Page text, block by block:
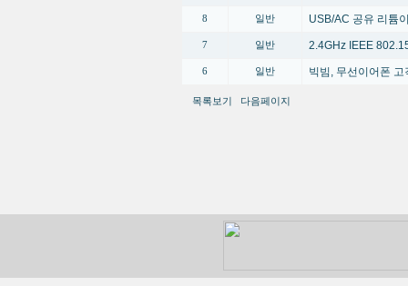
8 일반 USB/AC 공유 리튬
7 일반 2.4GHz IEEE
6 일반 빅빔, 무선이어폰 고
목록보기 다음페이지